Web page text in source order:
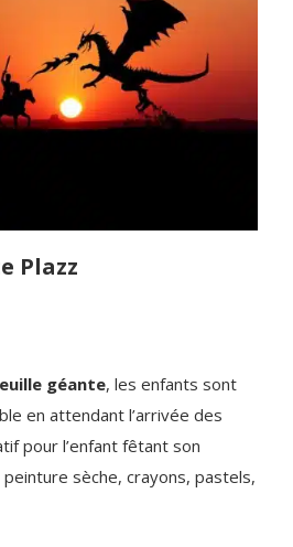
Plazz
géante, les enfants sont
en attendant l’arrivée des
pour l’enfant fêtant son
sèche, crayons, pastels,